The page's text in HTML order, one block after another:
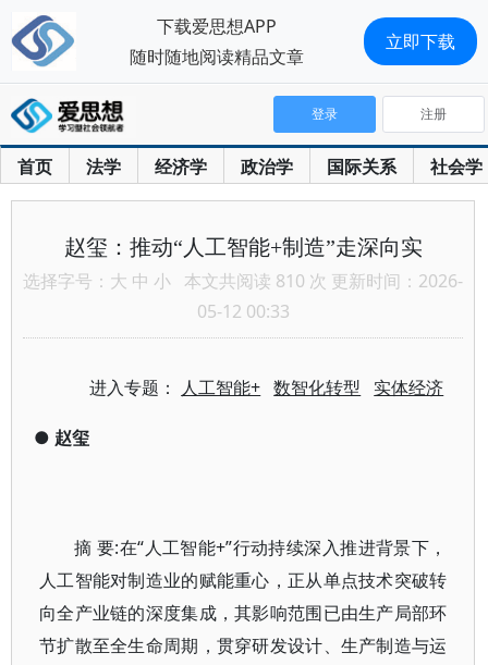
首页 法学 经济学 政治学 国际关系 社会学
登录 注册
赵玺：推动“人工智能+制造”走深向实
选择字号： 大 中 小 本文共阅读 810 次 更新时间：2026-
05-12 00:33
进入专题： 人工智能+ 数智化转型 实体经济
● 赵玺
摘 要:在“人工智能+”行动持续深入推进背景下，
人工智能对制造业的赋能重心，正从单点技术突破转
向全产业链的深度集成，其影响范围已由生产局部环
节扩散至全生命周期，贯穿研发设计、生产制造与运
下载爱思想APP
随时随地阅读精品文章
立即下载